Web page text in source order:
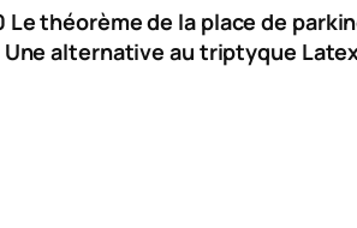
Le théorème de la place de
Une alternative au triptyque